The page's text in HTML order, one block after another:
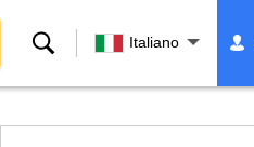
Ricerca Italiano